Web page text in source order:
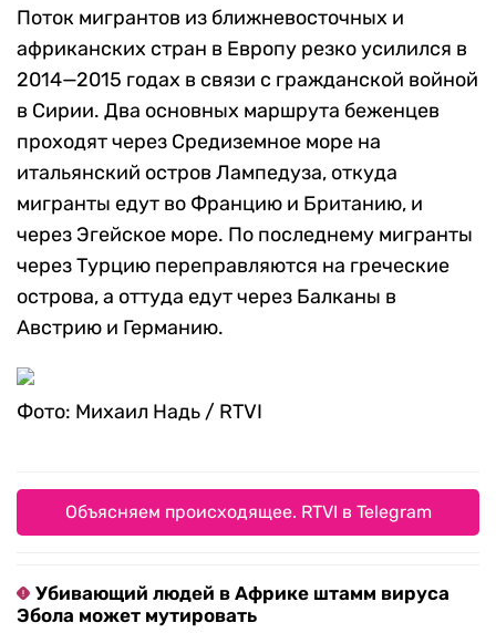
Поток мигрантов из ближневосточных и
африканских стран в Европу резко усилился в
2014—2015 годах в связи с гражданской войной
в Сирии. Два основных маршрута беженцев
проходят через Средиземное море на
итальянский остров Лампедуза, откуда
мигранты едут во Францию и Британию, и
через Эгейское море. По последнему мигранты
через Турцию переправляются на греческие
острова, а оттуда едут через Балканы в
Австрию и Германию.
Фото: Михаил Надь / RTVI
Объясняем происходящее. RTVI в Telegram
Убивающий людей в Африке штамм вируса
Эбола может мутировать